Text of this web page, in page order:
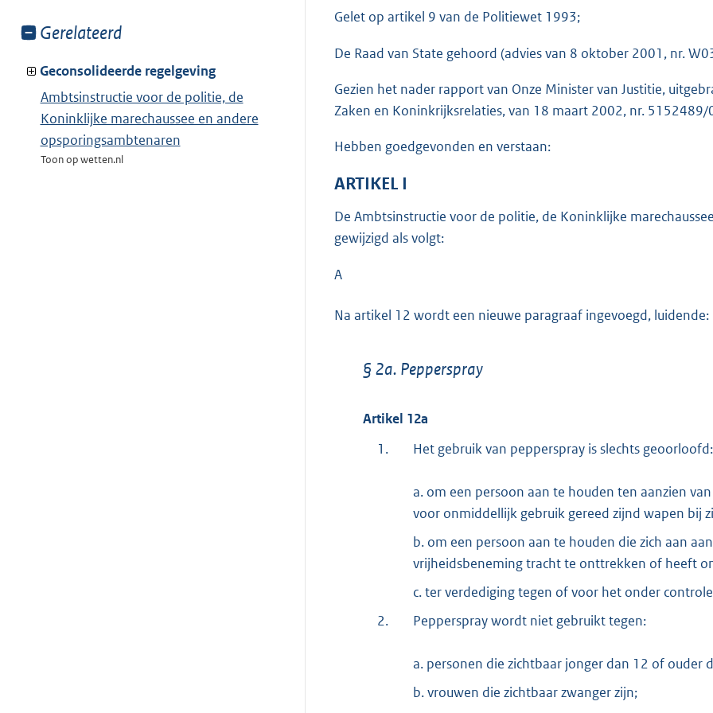
Toon
van:
Gerelateerd
Geconsolideerde regelgeving
Ambtsinstructie voor de politie, de
Koninklijke marechaussee en andere
opsporingsambtenaren
Toon op wetten.nl
t
:
3
Gelet op artikel 9 van de Politiewet 1993;
De Raad van State gehoord (advies van 8 oktober 2001, nr.
Gezien het nader rapport van Onze Minister van Justitie,
Zaken en Koninkrijksrelaties, van 18 maart 2002, nr.
Hebben goedgevonden en verstaan:
ARTIKEL I
De Ambtsinstructie voor de politie, de Koninklijke
gewijzigd als volgt:
A
Na artikel 12 wordt een nieuwe paragraaf ingevoegd, luidende:
§ 2a. Pepperspray
Artikel 12a
1.
Het gebruik van pepperspray is slechts geoorloofd:
a. om een persoon aan te houden ten aanzien
voor onmiddellijk gebruik gereed zijnd wapen bij
b. om een persoon aan te houden die zich aan
vrijheidsbeneming tracht te onttrekken of heeft
c. ter verdediging tegen of voor het onder
2.
Pepperspray wordt niet gebruikt tegen:
a. personen die zichtbaar jonger dan 12 of ouder
b. vrouwen die zichtbaar zwanger zijn;